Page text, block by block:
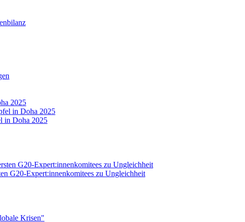
2025
in Doha 2025
G20-Expert:innenkomitees zu Ungleichheit